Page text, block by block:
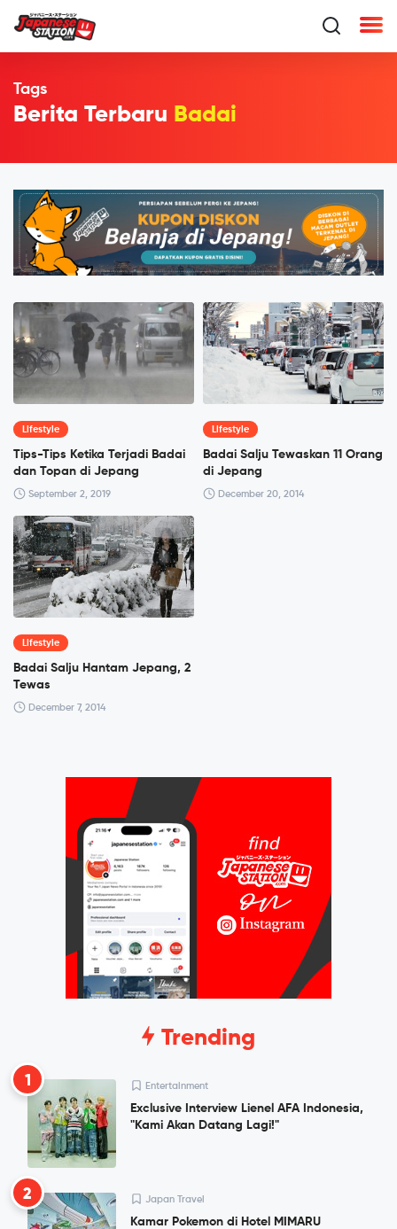
Tags
Berita Terbaru Badai
Lifestyle
Tips-Tips Ketika Terjadi Badai
dan Topan di Jepang
September 2, 2019
Lifestyle
Badai Salju Tewaskan 11 Orang
di Jepang
December 20, 2014
Lifestyle
Badai Salju Hantam Jepang, 2
Tewas
December 7, 2014
Trending
1 Entertainment
Exclusive Interview Lienel AFA Indonesia,
"Kami Akan Datang Lagi!"
2 Japan Travel
Kamar Pokemon di Hotel MIMARU